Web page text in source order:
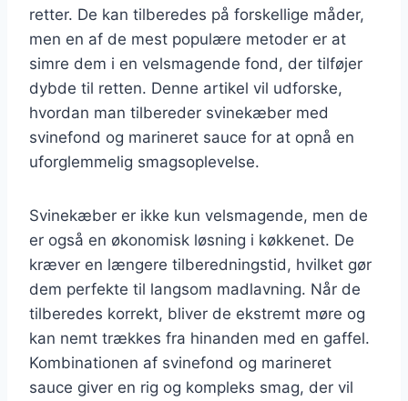
retter. De kan tilberedes på forskellige måder,
men en af de mest populære metoder er at
simre dem i en velsmagende fond, der tilføjer
dybde til retten. Denne artikel vil udforske,
hvordan man tilbereder svinekæber med
svinefond og marineret sauce for at opnå en
uforglemmelig smagsoplevelse.
Svinekæber er ikke kun velsmagende, men de
er også en økonomisk løsning i køkkenet. De
kræver en længere tilberedningstid, hvilket gør
dem perfekte til langsom madlavning. Når de
tilberedes korrekt, bliver de ekstremt møre og
kan nemt trækkes fra hinanden med en gaffel.
Kombinationen af svinefond og marineret
sauce giver en rig og kompleks smag, der vil